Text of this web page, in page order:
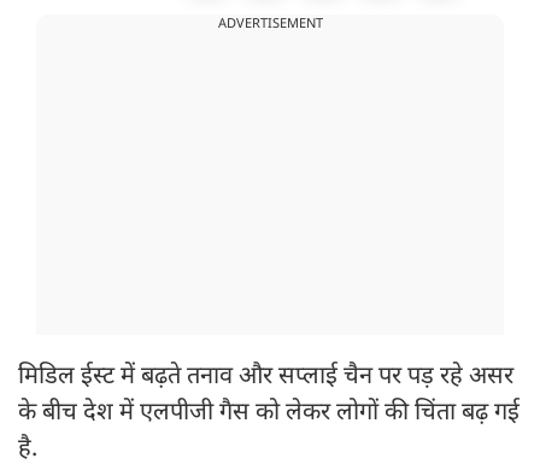
ADVERTISEMENT
मिडिल ईस्ट में बढ़ते तनाव और सप्लाई चैन पर पड़ रहे असर
के बीच देश में एलपीजी गैस को लेकर लोगों की चिंता बढ़ गई
है.